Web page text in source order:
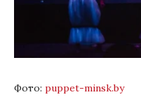
Фото: puppet-minsk.by